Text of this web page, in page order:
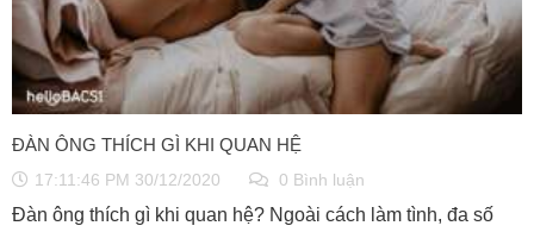
ĐÀN ÔNG THÍCH GÌ KHI QUAN HỆ
17:11:46 PM 30/12/2020 0 Bình luận
Đàn ông thích gì khi quan hệ? Ngoài cách làm tình, đa số